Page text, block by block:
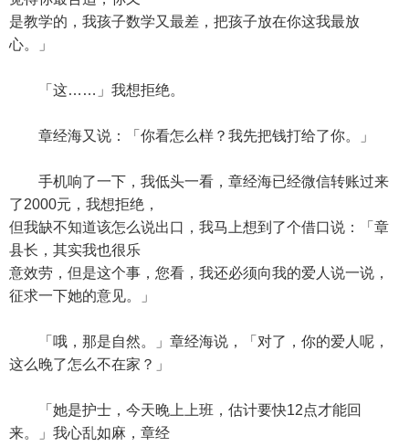
是教学的，我孩子数学又最差，把孩子放在你这我最放
心。」
「这……」我想拒绝。
章经海又说：「你看怎么样？我先把钱打给了你。」
手机响了一下，我低头一看，章经海已经微信转账过来
了2000元，我想拒绝，
但我缺不知道该怎么说出口，我马上想到了个借口说：「章
县长，其实我也很乐
意效劳，但是这个事，您看，我还必须向我的爱人说一说，
征求一下她的意见。」
「哦，那是自然。」章经海说，「对了，你的爱人呢，
这么晚了怎么不在家？」
「她是护士，今天晚上上班，估计要快12点才能回
来。」我心乱如麻，章经